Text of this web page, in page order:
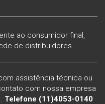
ao consumidor final,
de distribuidores.
assistência técnica ou
com nossa empresa
Telefone (11)4053-0140